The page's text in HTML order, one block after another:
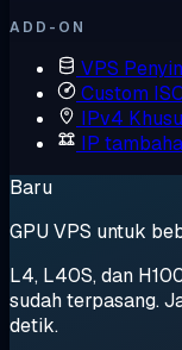
ADD-ON
VPS
Custom
IPv4
IP
Baru
GPU VPS untuk
L4, L40S, dan
sudah terpasang.
detik.